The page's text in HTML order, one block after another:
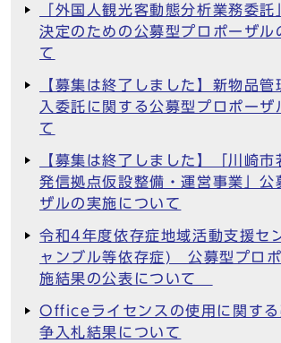
「外国人観光客動態分析業務委託
決定のための公募型プロポーザル
て
【募集は終了しました】新物品管
入委託に関する公募型プロポーザ
て
【募集は終了しました】「川崎市
発信拠点仮設整備・運営事業」公
ザルの実施について
令和4年度依存症地域活動支援セ
ャンブル等依存症) 公募型プロ
施結果の公表について
Officeライセンスの使用に関する
争入札結果について